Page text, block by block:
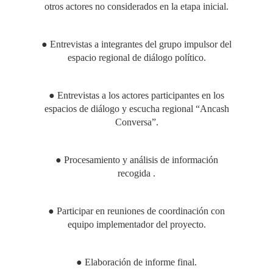
otros actores no considerados en la etapa inicial.
● Entrevistas a integrantes del grupo impulsor del
espacio regional de diálogo político.
● Entrevistas a los actores participantes en los
espacios de diálogo y escucha regional “Ancash
Conversa”.
● Procesamiento y análisis de información
recogida .
● Participar en reuniones de coordinación con
equipo implementador del proyecto.
● Elaboración de informe final.